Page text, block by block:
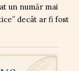
un număr mai
decât ar fi fost